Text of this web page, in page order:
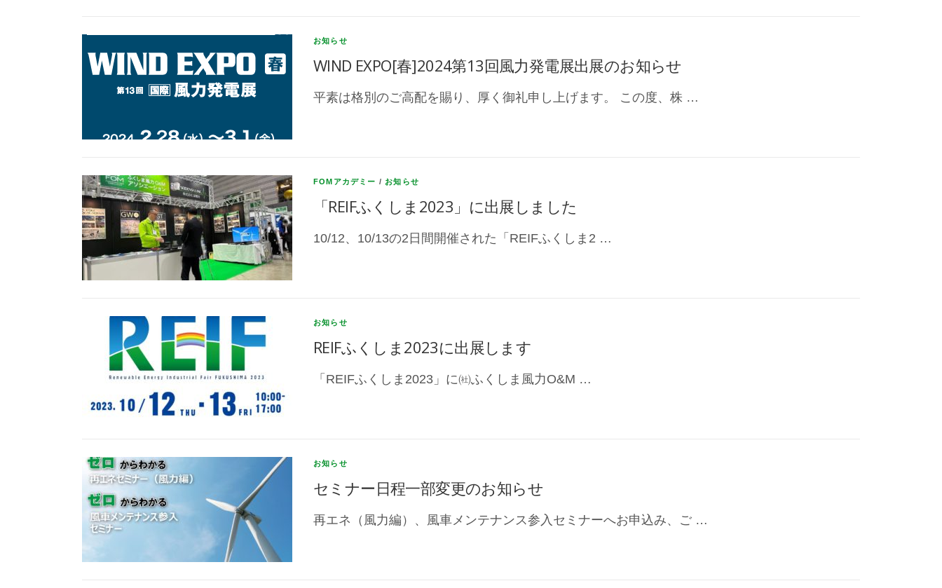
お知らせ
WIND EXPO[春]2024第13回風力発電展出展のお知らせ
平素は格別のご高配を賜り、厚く御礼申し上げます。 この度、株 …
FOMアカデミー / お知らせ
「REIFふくしま2023」に出展しました
10/12、10/13の2日間開催された「REIFふくしま2 …
お知らせ
REIFふくしま2023に出展します
「REIFふくしま2023」に㈳ふくしま風力O&M …
お知らせ
セミナー日程一部変更のお知らせ
再エネ（風力編）、風車メンテナンス参入セミナーへお申込み、ご …